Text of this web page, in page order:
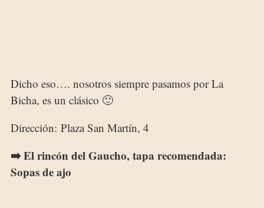
Dicho eso…. nosotros siempre pasamos por La
Bicha, es un clásico 🙂
Dirección: Plaza San Martín, 4
➡️El rincón del Gaucho, tapa recomendada:
Sopas de ajo